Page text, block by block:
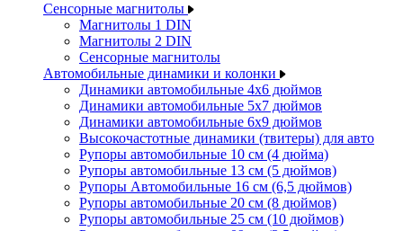
Сенсорные магнитолы
Магнитолы 1 DIN
Магнитолы 2 DIN
Сенсорные магнитолы
Автомобильные динамики и колонки
Динамики автомобильные 4x6 дюймов
Динамики автомобильные 5x7 дюймов
Динамики автомобильные 6x9 дюймов
Высокочастотные динамики (твитеры) для авто
Рупоры автомобильные 10 см (4 дюйма)
Рупоры автомобильные 13 см (5 дюймов)
Рупоры Автомобильные 16 см (6,5 дюймов)
Рупоры автомобильные 20 см (8 дюймов)
Рупоры автомобильные 25 см (10 дюймов)